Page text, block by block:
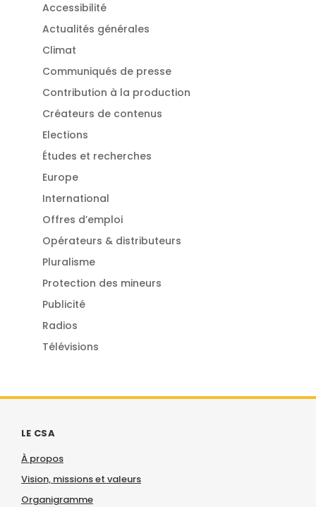
Accessibilité
Actualités générales
Climat
Communiqués de presse
Contribution à la production
Créateurs de contenus
Elections
Études et recherches
Europe
International
Offres d’emploi
Opérateurs & distributeurs
Pluralisme
Protection des mineurs
Publicité
Radios
Télévisions
LE CSA
À propos
Vision, missions et valeurs
Organigramme